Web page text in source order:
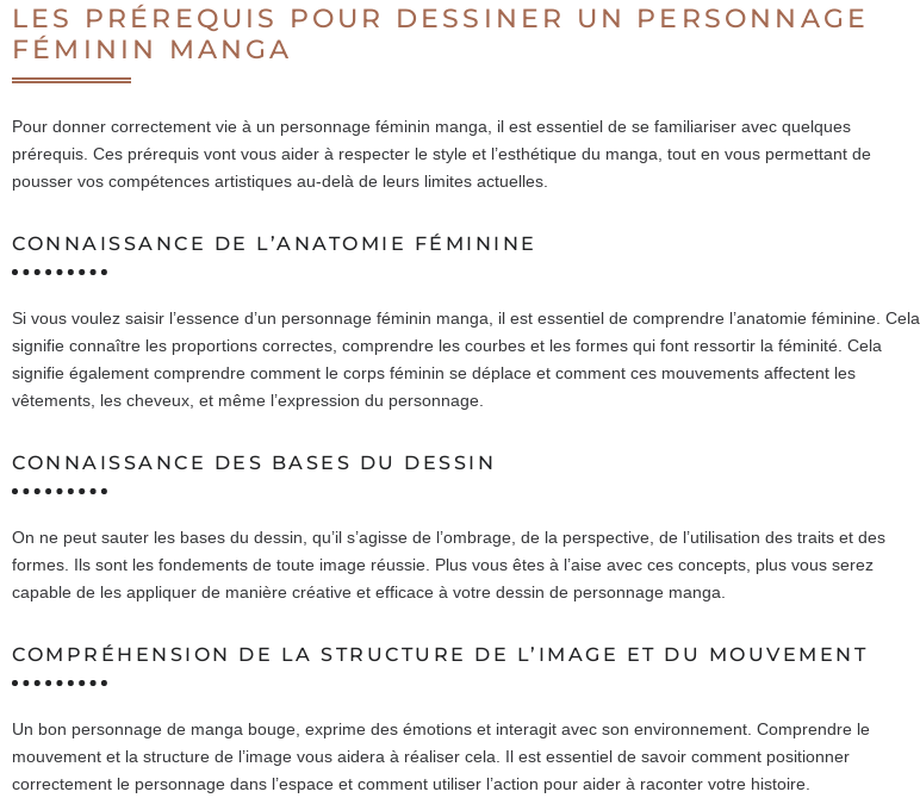
LES PRÉREQUIS POUR DESSINER UN PERSONNAGE
FÉMININ MANGA
Pour donner correctement vie à un personnage féminin manga, il est essentiel de se familiariser avec quelques
prérequis. Ces prérequis vont vous aider à respecter le style et l’esthétique du manga, tout en vous permettant de
pousser vos compétences artistiques au-delà de leurs limites actuelles.
CONNAISSANCE DE L’ANATOMIE FÉMININE
Si vous voulez saisir l’essence d’un personnage féminin manga, il est essentiel de comprendre l’anatomie féminine. Cela
signifie connaître les proportions correctes, comprendre les courbes et les formes qui font ressortir la féminité. Cela
signifie également comprendre comment le corps féminin se déplace et comment ces mouvements affectent les
vêtements, les cheveux, et même l’expression du personnage.
CONNAISSANCE DES BASES DU DESSIN
On ne peut sauter les bases du dessin, qu’il s’agisse de l’ombrage, de la perspective, de l’utilisation des traits et des
formes. Ils sont les fondements de toute image réussie. Plus vous êtes à l’aise avec ces concepts, plus vous serez
capable de les appliquer de manière créative et efficace à votre dessin de personnage manga.
COMPRÉHENSION DE LA STRUCTURE DE L’IMAGE ET DU MOUVEMENT
Un bon personnage de manga bouge, exprime des émotions et interagit avec son environnement. Comprendre le
mouvement et la structure de l’image vous aidera à réaliser cela. Il est essentiel de savoir comment positionner
correctement le personnage dans l’espace et comment utiliser l’action pour aider à raconter votre histoire.